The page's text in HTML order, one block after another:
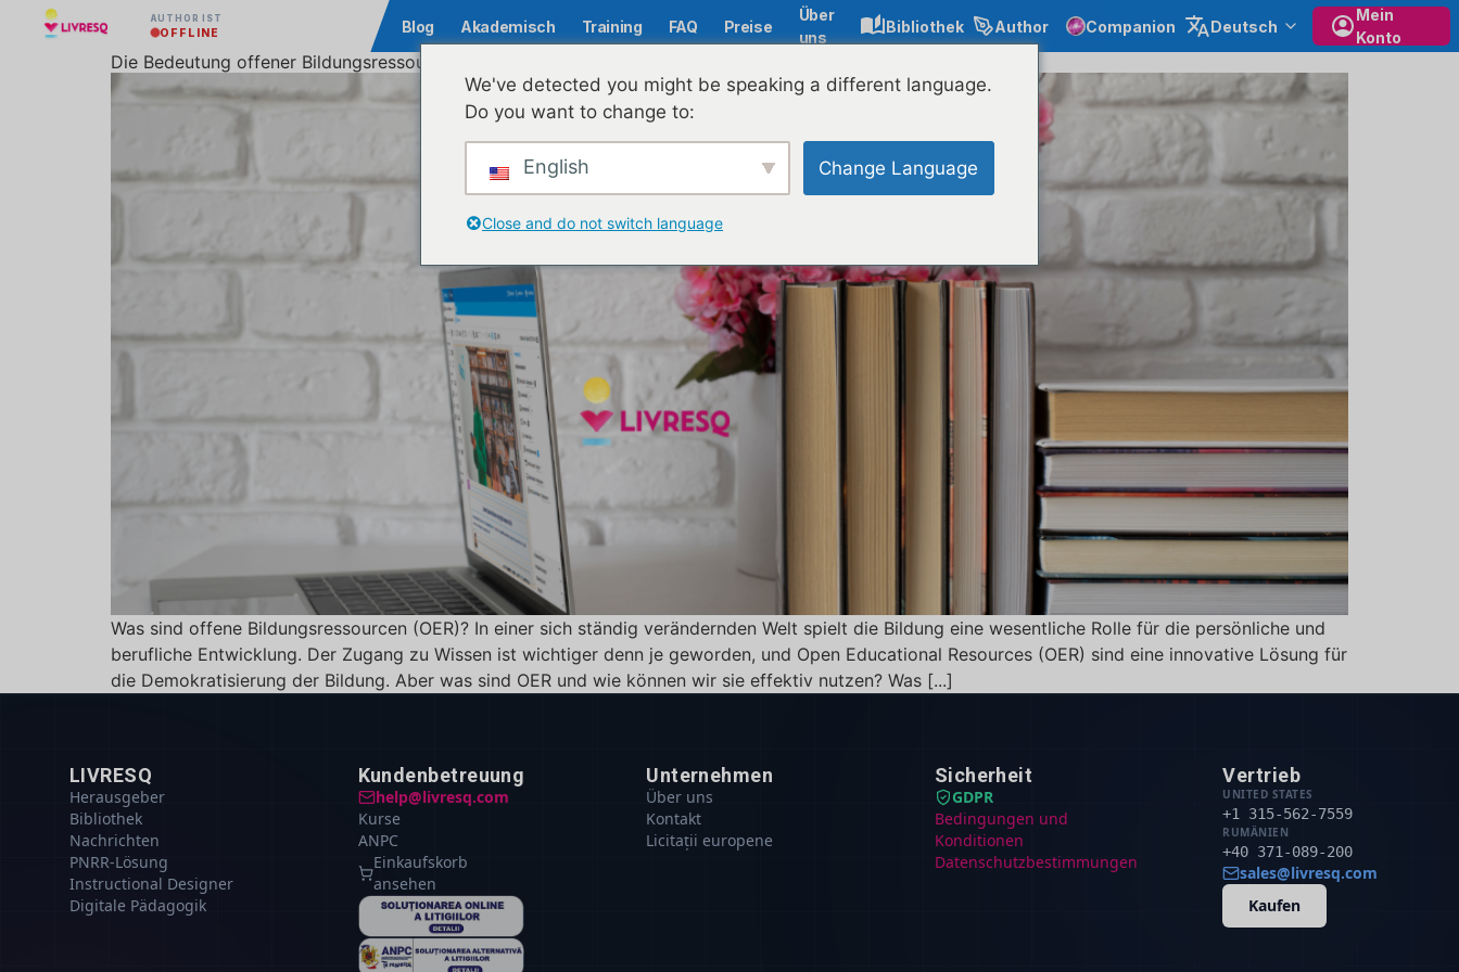
AUTHOR IST
OFFLINE Blog Akademisch Training FAQ Preise
Über
uns
Bibliothek Author Companion Deutsch
Mein
Konto
Die Bedeutung offener Bildungsressourcen (OER) und ihre effektive Nutzung
Was sind offene Bildungsressourcen (OER)? In einer sich ständig verändernden Welt spielt die Bildung eine wesentliche Rolle für die persönliche und
berufliche Entwicklung. Der Zugang zu Wissen ist wichtiger denn je geworden, und Open Educational Resources (OER) sind eine innovative Lösung für
die Demokratisierung der Bildung. Aber was sind OER und wie können wir sie effektiv nutzen? Was [...]
LIVRESQ
Herausgeber
Bibliothek
Nachrichten
PNRR-Lösung
Instructional Designer
Digitale Pädagogik
Kundenbetreuung
help@livresq.com
Kurse
ANPC
Einkaufskorb
ansehen
Unternehmen
Über uns
Kontakt
Licitații europene
Sicherheit
GDPR
Bedingungen und
Konditionen
Datenschutzbestimmungen
Vertrieb
UNITED STATES
+1 315-562-7559
RUMÄNIEN
+40 371-089-200
sales@livresq.com
Kaufen
We've detected you might be speaking a different language.
Do you want to change to:
English Change Language
Close and do not switch language